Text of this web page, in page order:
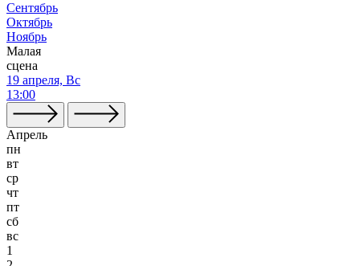
Сентябрь
Октябрь
Ноябрь
Малая
сцена
19 апреля, Вс
13:00
Апрель
пн
вт
ср
чт
пт
сб
вс
1